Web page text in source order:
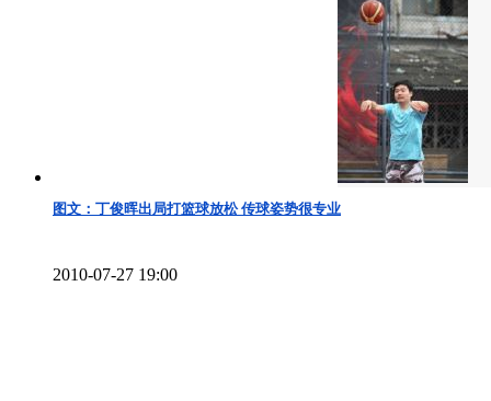
图文：丁俊晖出局打篮球放松 传球姿势很专业
2010-07-27 19:00